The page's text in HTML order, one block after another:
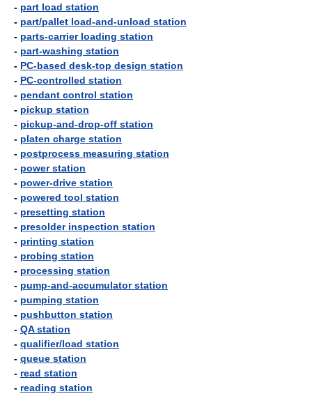
- part load station
- part/pallet load-and-unload station
- parts-carrier loading station
- part-washing station
- PC-based desk-top design station
- PC-controlled station
- pendant control station
- pickup station
- pickup-and-drop-off station
- platen charge station
- postprocess measuring station
- power station
- power-drive station
- powered tool station
- presetting station
- presolder inspection station
- printing station
- probing station
- processing station
- pump-and-accumulator station
- pumping station
- pushbutton station
- QA station
- qualifier/load station
- queue station
- read station
- reading station